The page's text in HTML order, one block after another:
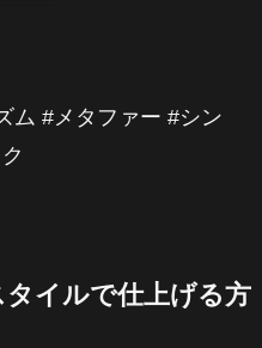
ム #メタファー #シン
イルで仕上げる方